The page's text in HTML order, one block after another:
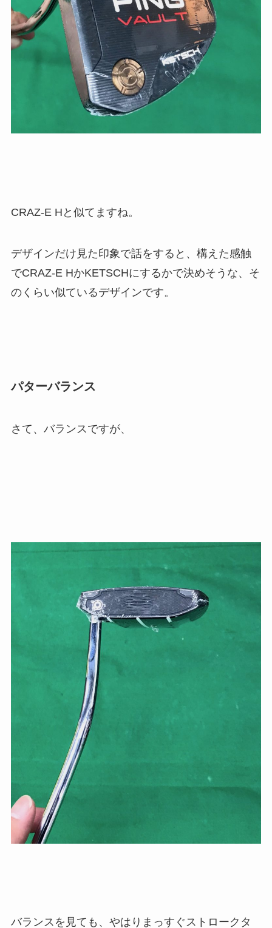
CRAZ-E Hと似てますね。
デザインだけ見た印象で話をすると、構えた感触
でCRAZ-E HかKETSCHにするかで決めそうな、そ
のくらい似ているデザインです。
パターバランス
さて、バランスですが、
バランスを見ても、やはりまっすぐストロークタ